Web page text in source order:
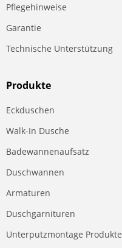
Pflegehinweise
Garantie
Technische Unterstützung
Produkte
Eckduschen
Walk-In Dusche
Badewannenaufsatz
Duschwannen
Armaturen
Duschgarnituren
Unterputzmontage Produkte